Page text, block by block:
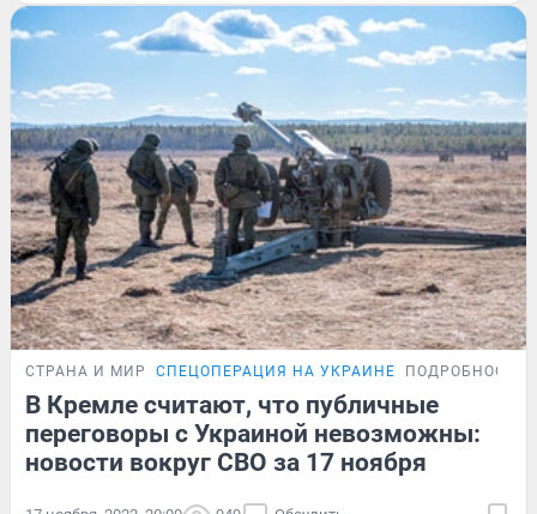
СТРАНА И МИР СПЕЦОПЕРАЦИЯ НА УКРАИНЕ ПОДРОБНОСТИ
В Кремле считают, что публичные
переговоры с Украиной невозможны:
новости вокруг СВО за 17 ноября